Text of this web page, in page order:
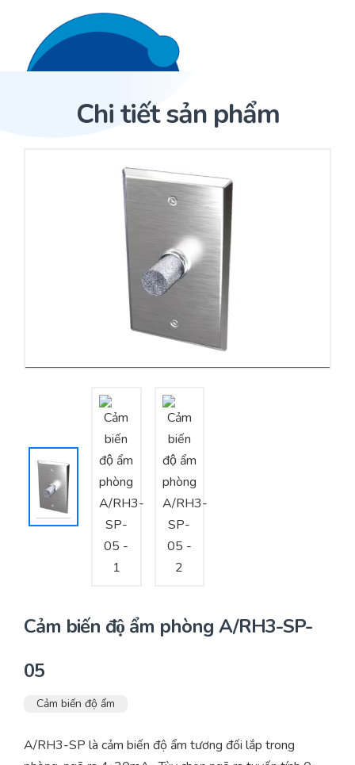
Trang Chủ
Nhà phân phối cảm biến
Nhà sản xuất thiết bị điều khiển
Cung cấp giải pháp quản lý cho toà nhà (BMS)
Bảo trì – Bảo dưỡng hệ thống
Tư vấn – Thiết kế – Cung cấp thiết bị HVAC
Tư vấn thiết kế, thi công tủ điều khiển
Thi công – Lắp đặt hệ thống HVAC
Yêu cầu báo giá
Chi tiết sản phẩm
Cảm biến độ ẩm
Cảm biến độ ẩm phòng A/RH3-SP-
05
Cảm biến độ ẩm
A/RH3-SP là cảm biến độ ẩm tương đối lắp trong